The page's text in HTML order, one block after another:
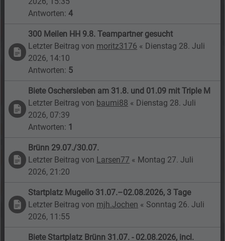
Antworten:4
300 Meilen HH 9.8. Teampartner gesucht
Letzter Beitrag von moritz3176 « Dienstag 28. Juli
2026, 14:10
Antworten: 5
Biete Oschersleben am 31.8. und 01.09 mit Triple M
Letzter Beitrag von baumi88 « Dienstag 28. Juli
2026, 07:39
Antworten: 1
Brünn 29.07./30.07.
Letzter Beitrag von Larsen77 « Montag 27. Juli
2026, 21:20
Startplatz Mugello 31.07.–02.08.2026, 3 Tage
Letzter Beitrag von mjh.Jochen « Sonntag 26. Juli
2026, 11:55
Biete Startplatz Brünn 31.07. - 02.08.2026, incl.